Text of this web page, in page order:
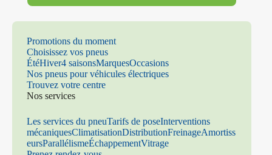
Promotions du moment
Choisissez vos pneus
ÉtéHiver4 saisonsMarquesOccasions
Nos pneus pour véhicules électriques
Trouvez votre centre
Nos services
Les services du pneuTarifs de poseInterventions
mécaniquesClimatisationDistributionFreinageAmortiss
eursParallélismeÉchappementVitrage